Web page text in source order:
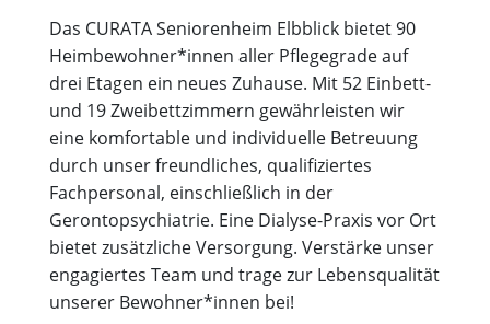
Das CURATA Seniorenheim Elbblick bietet 90
Heimbewohner*innen aller Pflegegrade auf
drei Etagen ein neues Zuhause. Mit 52 Einbett-
und 19 Zweibettzimmern gewährleisten wir
eine komfortable und individuelle Betreuung
durch unser freundliches, qualifiziertes
Fachpersonal, einschließlich in der
Gerontopsychiatrie. Eine Dialyse-Praxis vor Ort
bietet zusätzliche Versorgung. Verstärke unser
engagiertes Team und trage zur Lebensqualität
unserer Bewohner*innen bei!